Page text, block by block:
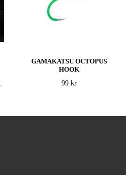
GAMAKATSU OCTOPUS
HOOK
99 kr